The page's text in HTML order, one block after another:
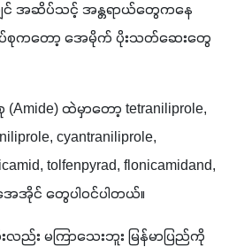
င် အဆိပ်သင့် အန္တရာယ်တွေကနေ
စုကတော့ အေမိုက် ပိုးသတ်ဆေးတွေ
ထဲမှာတော့ tetraniliprole,
cyantraniliprole,
tolfenpyrad, flonicamidand,
ေအိုင် တွေပါဝင်ပါတယ်။
း မကြာသေးဘူး မြန်မာပြည်ကို